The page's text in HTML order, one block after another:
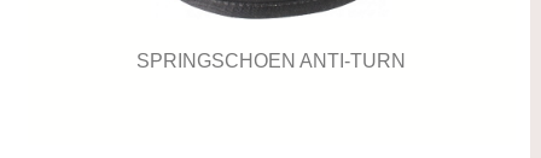
SPRINGSCHOEN ANTI-TURN